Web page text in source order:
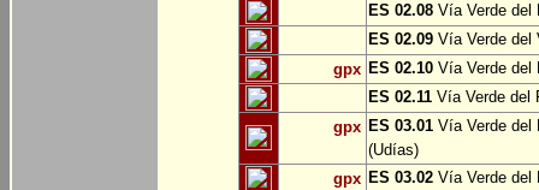
ES 02.08 Vía Verde del
ES 02.09 Vía Verde del
gpx ES 02.10 Vía Verde del
ES 02.11 Vía Verde del
gpx ES 03.01 Vía Verde del
(Udías)
gpx ES 03.02 Vía Verde del